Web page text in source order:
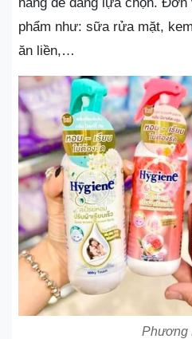
phẩm như: sữa rửa mặt,
ăn liền,…
Phương